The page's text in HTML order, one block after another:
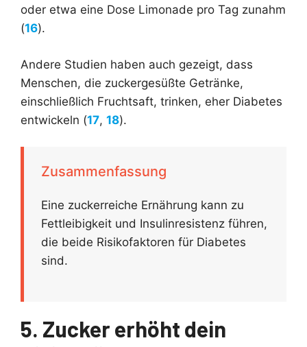
oder etwa eine Dose Limonade pro Tag zunahm
(16).
Andere Studien haben auch gezeigt, dass
Menschen, die zuckergesüßte Getränke,
einschließlich Fruchtsaft, trinken, eher Diabetes
entwickeln (17, 18).
Zusammenfassung
Eine zuckerreiche Ernährung kann zu
Fettleibigkeit und Insulinresistenz führen,
die beide Risikofaktoren für Diabetes
sind.
5. Zucker erhöht dein